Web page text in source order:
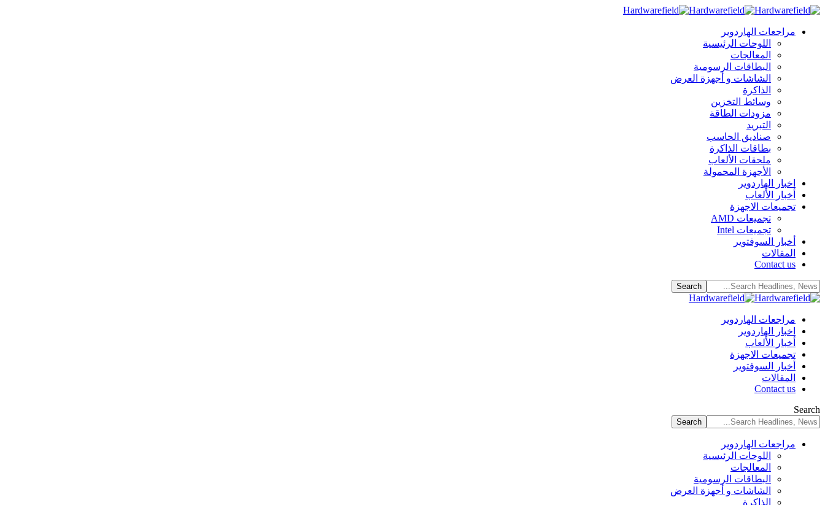
مراجعات الهاردوير
اللوحات الرئيسية
المعالجات
البطاقات الرسومية
الشاشات و أجهزة العرض
الذاكرة
وسائط التخزين
مزودات الطاقة
التبريد
صناديق الحاسب
بطاقات الذاكرة
ملحقات الألعاب
الأجهزة المحمولة
اخبار الهاردوير
أخبار الألعاب
تجميعات الاجهزة
تجميعات AMD
تجميعات Intel
أخبار السوفتوير
المقالات
Contact us
مراجعات الهاردوير
اخبار الهاردوير
أخبار الألعاب
تجميعات الاجهزة
أخبار السوفتوير
المقالات
Contact us
Search
مراجعات الهاردوير
اللوحات الرئيسية
المعالجات
البطاقات الرسومية
الشاشات و أجهزة العرض
الذاكرة